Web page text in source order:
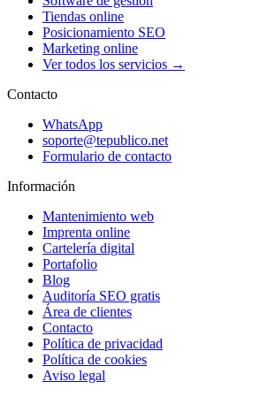
Tiendas online
Posicionamiento SEO
Marketing online
Ver todos los servicios →
Contacto
WhatsApp
soporte@tepublico.net
Formulario de contacto
Información
Mantenimiento web
Imprenta online
Cartelería digital
Portafolio
Blog
Auditoría SEO gratis
Área de clientes
Contacto
Política de privacidad
Política de cookies
Aviso legal